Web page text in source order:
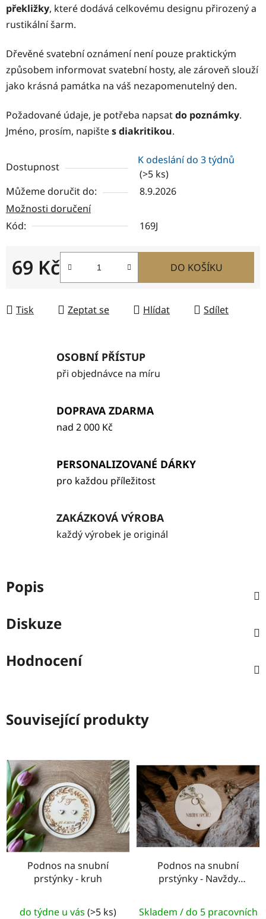
překližky, které dodává celkovému designu přirozený a
rustikální šarm.
Dřevěné svatební oznámení není pouze praktickým
způsobem informovat svatební hosty, ale zároveň slouží
jako krásná památka na váš nezapomenutelný den.
Požadované údaje, je potřeba napsatdo poznámky.
Jméno, prosím, napištes diakritikou.
Dostupnost
K odeslání do 3 týdnů
(>5 ks)
Můžeme doručit do:
8.9.2026
Možnosti doručení
Kód:
169J
69 Kč
Měrná cena:
DO KOŠÍKU
Tisk Zeptat se Hlídat Sdílet
OSOBNÍ PŘÍSTUP
při objednávce na míru
DOPRAVA ZDARMA
nad 2 000 Kč
PERSONALIZOVANÉ DÁRKY
pro každou příležitost
ZAKÁZKOVÁ VÝROBA
každý výrobek je originál
Popis
Diskuze
Hodnocení
Související produkty
Podnos na snubní
prstýnky - kruh
do týdne u vás (>5 ks)
Podnos na snubní
prstýnky - Navždy
Skladem / do 5 pracovních